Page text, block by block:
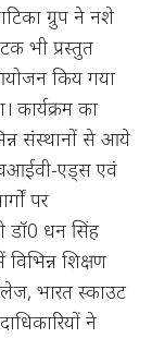
ग्रुप ने नशे
भी प्रस्तुत
किय गया
कार्यक्रम का
संस्थानों से आये
एड्स एवं
पर
डॉ0 धन सिंह
शिक्षण
भारत स्काउट
ने